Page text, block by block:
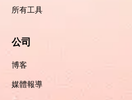
所有工具
公司
博客
媒體報導